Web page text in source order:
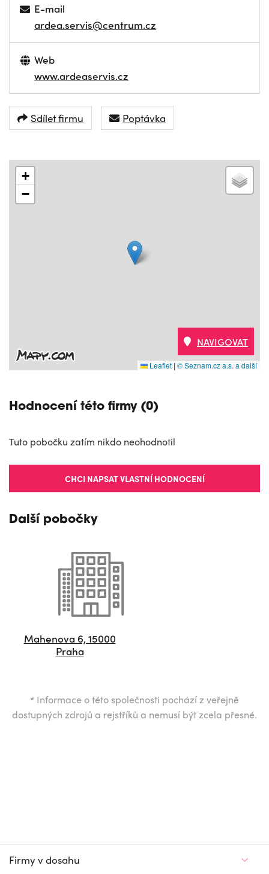
E-mail
ardea.servis@centrum.cz
Web
www.ardeaservis.cz
Sdílet firmu Poptávka
+
−
Leaflet | © Seznam.cz a.s. a další
NAVIGOVAT
Hodnocení této firmy (0)
Tuto pobočku zatím nikdo neohodnotil
CHCI NAPSAT VLASTNÍ HODNOCENÍ
Další pobočky
Mahenova 6, 15000
Praha
* Informace o této společnosti pochází z veřejně
dostupných zdrojů a rejstříků a nemusí být zcela přesné.
Firmy v dosahu